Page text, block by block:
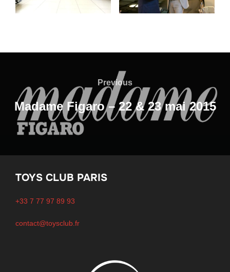
l’article
Previous
Previous
Madame Figaro – 22 & 23 mai 2015
TOYS CLUB PARIS
+33 7 77 97 89 93
contact@toysclub.fr